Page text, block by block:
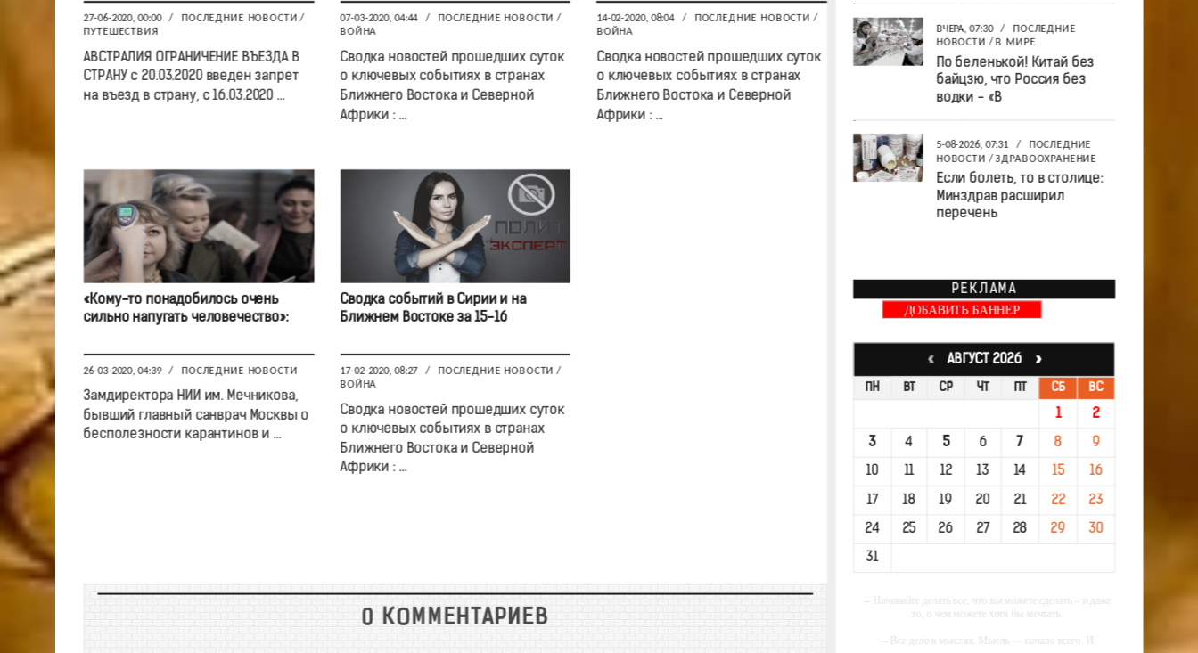
27-06-2020, 00:00 / ПОСЛЕДНИЕ НОВОСТИ /
ПУТЕШЕСТВИЯ
АВСТРАЛИЯ ОГРАНИЧЕНИЕ ВЪЕЗДА В
СТРАНУ с 20.03.2020 введен запрет
на въезд в страну, с 16.03.2020 ...
07-03-2020, 04:44 / ПОСЛЕДНИЕ НОВОСТИ /
ВОЙНА
Сводка новостей прошедших суток
о ключевых событиях в странах
Ближнего Востока и Северной
Африки : ...
14-02-2020, 08:04 / ПОСЛЕДНИЕ НОВОСТИ /
ВОЙНА
Сводка новостей прошедших суток
о ключевых событиях в странах
Ближнего Востока и Северной
Африки : ...
«Кому-то понадобилось очень
сильно напугать человечество»:
26-03-2020, 04:39 / ПОСЛЕДНИЕ НОВОСТИ
Замдиректора НИИ им. Мечникова,
бывший главный санврач Москвы о
бесполезности карантинов и ...
Сводка событий в Сирии и на
Ближнем Востоке за 15-16
17-02-2020, 08:27 / ПОСЛЕДНИЕ НОВОСТИ /
ВОЙНА
Сводка новостей прошедших суток
о ключевых событиях в странах
Ближнего Востока и Северной
Африки : ...
0 КОММЕНТАРИЕВ
ВЧЕРА, 07:30 /
ПОСЛЕДНИЕ
НОВОСТИ / В МИРЕ
По беленькой! Китай без
байцзю, что Россия без
водки - «В
5-08-2026, 07:31 / ПОСЛЕДНИЕ
НОВОСТИ /ЗДРАВООХРАНЕНИЕ
Если болеть, то в столице:
Минздрав расширил
перечень
РЕКЛАМА
ДОБАВИТЬ БАННЕР
«АВГУСТ 2026 »
ПН ВТ СР ЧТ ПТ СБ ВС
1 2
3 4 5 6 7 8 9
10 11 12 13 14 15 16
17 18 19 20 21 22 23
24 25 26 27 28 29 30
31
-- Начинайте делать все, что вы можете сделать – и даже
то, о чем можете хотя бы мечтать.
-- Все дело в мыслях. Мысль — начало всего. И